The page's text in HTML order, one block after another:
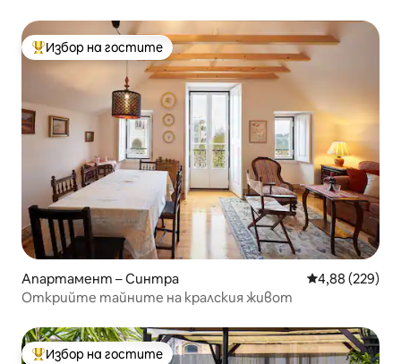
Най-популярен избор на гостите
Избор на гостите
Апартамент – Синтра Средна
4,88 (229)
Открийте тайните на кралския живот
Избор на гостите